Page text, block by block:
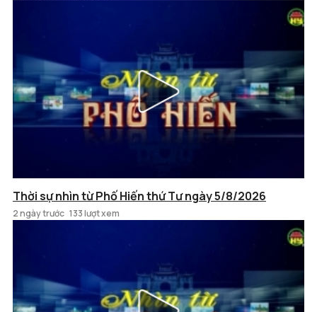
Thời sự nhìn từ Phố Hiến thứ Tư ngày 5/8/2026
2 ngày trước 133 lượt xem